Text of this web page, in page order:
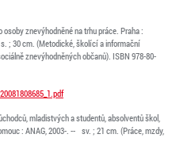
znevýhodněné na trhu práce. Praha :
; 30 cm. (Metodické, školící a informační
znevýhodněných občanů). ISBN 978-80-
mladistvých a studentů, absolventů škol,
: ANAG, 2003-. -- sv. ; 21 cm. (Práce, mzdy,